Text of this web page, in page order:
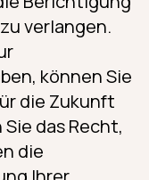
verlangen.
können Sie
die Zukunft
das Recht,
die